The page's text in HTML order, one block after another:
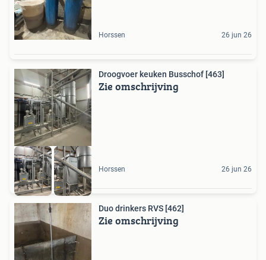
Horssen 26 jun 26
Droogvoer keuken Busschof [463]
Zie omschrijving
Horssen 26 jun 26
Duo drinkers RVS [462]
Zie omschrijving